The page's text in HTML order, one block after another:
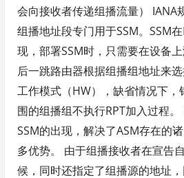
会向接收者传递组播流量） IANA
组播地址段专门用于SSM。SSM
现，部署SSM时，只需要在设备
后一跳路由器根据组播组地址来
工作模式（HW），缺省情况下
围的组播组不执行RPT加入过程。
SSM的出现，解决了ASM存在的
多优势。 由于组播接收者在宣告
候，同时还指定了组播源的地址